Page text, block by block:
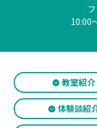
フ
10:00
教室紹介
体験談紹